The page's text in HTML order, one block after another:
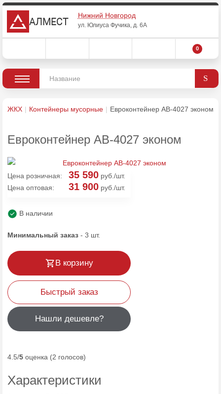
АЛМЕСТ
Нижний Новгород
ул. Юлиуса Фучика, д. 6А
0
ЖКХ Контейнеры мусорные Евроконтейнер AB-4027 эконом
Евроконтейнер AB-4027 эконом
Цена розничная: 35 590 руб./шт.
Цена оптовая:
31 900 руб./шт.
В наличии
Минимальный заказ - 3 шт.
В корзину
Быстрый заказ
Нашли дешевле?
4.5/5 оценка (2 голосов)
Характеристики